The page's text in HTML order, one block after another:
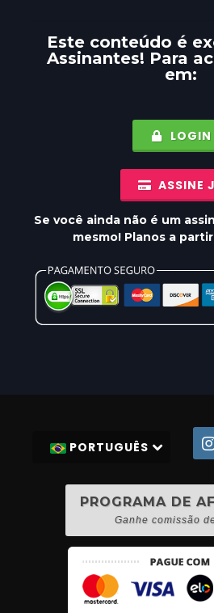
Este conteúdo é
Assinantes! Para
em:
LOGIN
ASSINE
Se você ainda não é um
mesmo! Planos a
PORTUGUÊS
PROGRAMA DE
Ganhe comissão